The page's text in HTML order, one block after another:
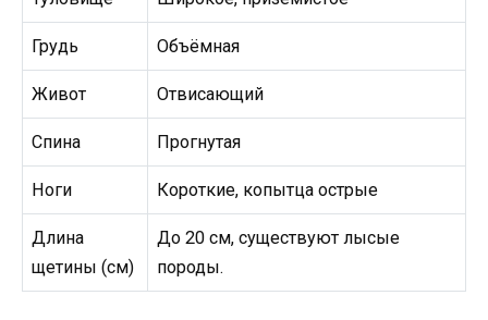
Грудь Объёмная
Живот Отвисающий
Спина Прогнутая
Ноги Короткие, копытца острые
Длина
щетины (см)
До 20 см, существуют лысые
породы.